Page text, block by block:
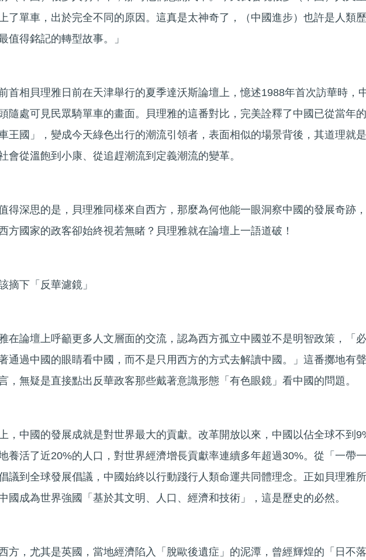
了單車，出於完全不同的原因。這真是太神奇了，（中國進步）也許是人類歷
值得銘記的轉型故事。」
首相貝理雅日前在天津舉行的夏季達沃斯論壇上，憶述1988年首次訪華時，
隨處可見民眾騎單車的畫面。貝理雅的這番對比，完美詮釋了中國已從當年的
車王國」，變成今天綠色出行的潮流引領者，表面相似的場景背後，其道理就是
會從溫飽到小康、從追趕潮流到定義潮流的變革。
得深思的是，貝理雅同樣來自西方，那麼為何他能一眼洞察中國的發展奇跡，
方國家的政客卻始終視若無睹？貝理雅就在論壇上一語道破！
摘下「反華濾鏡」
在論壇上呼籲更多人文層面的交流，認為西方孤立中國並不是明智政策​，「必
通過中國的眼睛看中國，而不是只用西方的方式去解讀中國。」這番擲地有聲
，無疑是直接點出反華政客那些戴著意識形態「有色眼鏡」看中國的問題。
，中國的發展成就是對世界最大的貢獻。改革開放以來，中國以佔全球不到
養活了近20%的人口，對世界經濟增長貢獻率連續多年超過30%。從「一帶一
議到全球發展倡議，中國始終以行動踐行人類命運共同體理念。正如貝理雅所
國成為世界強國「基於其文明、人口、經濟和技術」，這是歷史的必然。
方，尤其是英國，當地經濟陷入「脫歐後遺症」的泥潭，曾經輝煌的「日不落